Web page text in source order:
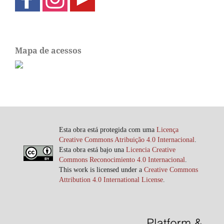
Mapa de acessos
Esta obra está protegida com uma Licença
Creative Commons Atribuição 4.0 Internacional.
Esta obra está bajo una Licencia Creative
Commons Reconocimiento 4.0 Internacional.
This work is licensed under a Creative Commons
Attribution 4.0 International License.